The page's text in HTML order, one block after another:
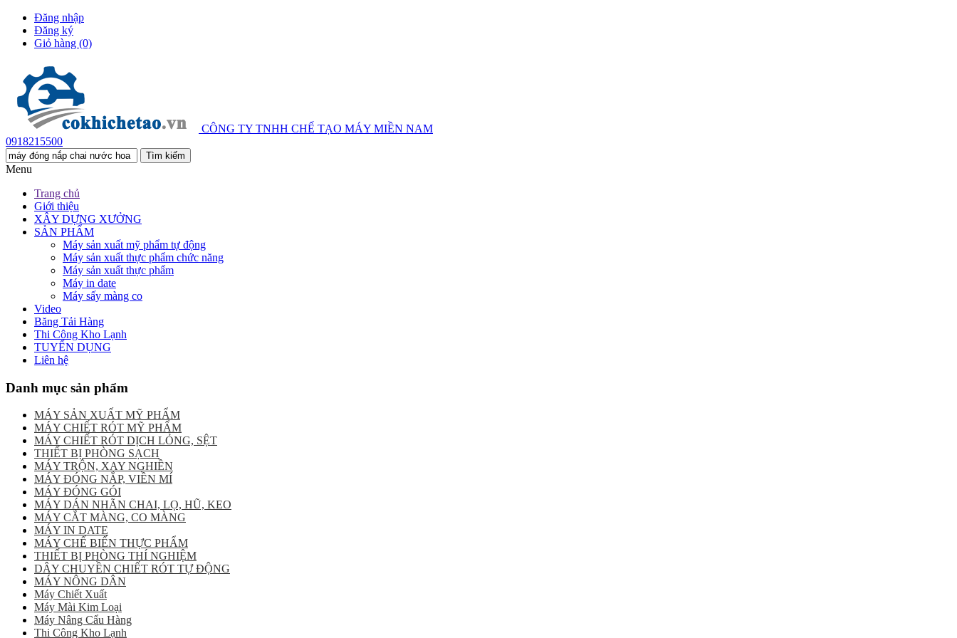
Đăng nhập
Đăng ký
Giỏ hàng (0)
CÔNG TY TNHH CHẾ TẠO MÁY MIỀN NAM
0918215500
Menu
Trang chủ
Giới thiệu
XÂY DỰNG XƯỞNG
SẢN PHẨM
Máy sản xuất mỹ phẩm tự động
Máy sản xuất thực phẩm chức năng
Máy sản xuất thực phẩm
Máy in date
Máy sấy màng co
Video
Băng Tải Hàng
Thi Công Kho Lạnh
TUYỂN DỤNG
Liên hệ
Danh mục sản phẩm
MÁY SẢN XUẤT MỸ PHẨM
MÁY CHIẾT RÓT MỸ PHẨM
MÁY CHIẾT RÓT DỊCH LỎNG, SỆT
THIẾT BỊ PHÒNG SẠCH
MÁY TRỘN, XAY NGHIỀN
MÁY ĐÓNG NẮP, VIỀN MÍ
MÁY ĐÓNG GÓI
MÁY DÁN NHÃN CHAI, LỌ, HŨ, KEO
MÁY CẮT MÀNG, CO MÀNG
MÁY IN DATE
MÁY CHẾ BIẾN THỰC PHẨM
THIẾT BỊ PHÒNG THÍ NGHIỆM
DÂY CHUYỀN CHIẾT RÓT TỰ ĐỘNG
MÁY NÔNG DÂN
Máy Chiết Xuất
Máy Mài Kim Loại
Máy Nâng Cẩu Hàng
Thi Công Kho Lạnh